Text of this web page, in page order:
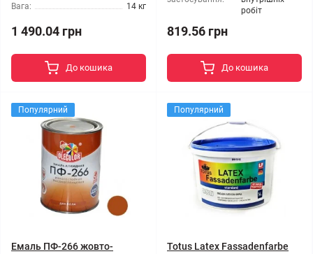
Вага: 14 кг
1 490.04 грн
До кошика
робіт
819.56 грн
До кошика
Популярний
Емаль ПФ-266 жовто-
Популярний
Totus Latex Fassadenfarbe